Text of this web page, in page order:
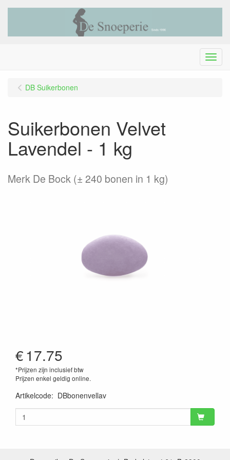
Menu
DB Suikerbonen
Suikerbonen Velvet
Lavendel - 1 kg
Merk De Bock (± 240 bonen in 1 kg)
€17.75
*Prijzen zijn inclusief btw
Prijzen enkel geldig online.
Artikelcode: DBbonenvellav